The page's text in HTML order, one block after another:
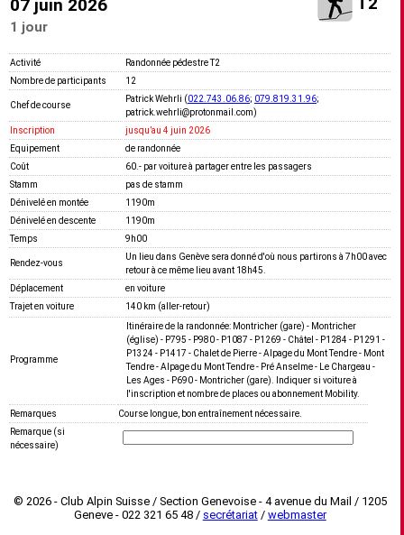
07 juin 2026
1 jour
Activité
Randonnée pédestre T2
Nombre de participants
12
Chef de course
Patrick Wehrli (022.743.06.86; 079.819.31.96;
patrick.wehrli@protonmail.com)
Inscription
jusquʼau 4 juin 2026
Equipement
de randonnée
Coût
60.- par voiture à partager entre les passagers
Stamm
pas de stamm
Dénivelé en montée
1190m
Dénivelé en descente
1190m
Temps
9h00
Rendez-vous
Un lieu dans Genève sera donné d'où nous partirons à 7h00 avec
retour à ce même lieu avant 18h45.
Déplacement
en voiture
Trajet en voiture
140 km (aller-retour)
Programme
Itinéraire de la randonnée: Montricher (gare) - Montricher
(église) - P795 - P980 - P1087 - P1269 - Châtel - P1284 - P1291 -
P1324 - P1417 - Chalet de Pierre - Alpage du Mont Tendre - Mont
Tendre - Alpage du Mont Tendre - Pré Anselme - Le Chargeau -
Les Ages - P690 - Montricher (gare). Indiquer si voiture à
l'inscription et nombre de places ou abonnement Mobility.
Remarques
Course longue, bon entraînement nécessaire.
Remarque (si
nécessaire)
© 2026 - Club Alpin Suisse / Section Genevoise - 4 avenue du Mail / 1205
Geneve - 022 321 65 48 / secrétariat/ webmaster